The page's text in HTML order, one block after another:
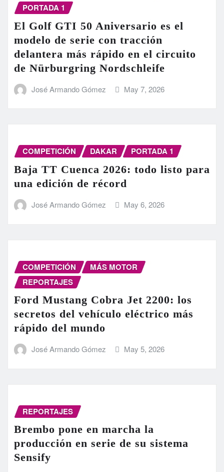
PORTADA 1
El Golf GTI 50 Aniversario es el
modelo de serie con tracción
delantera más rápido en el circuito
de Nürburgring Nordschleife
José Armando Gómez May 7, 2026
COMPETICIÓN DAKAR PORTADA 1
Baja TT Cuenca 2026: todo listo para
una edición de récord
José Armando Gómez May 6, 2026
COMPETICIÓN
MÁS MOTOR
REPORTAJES
Ford Mustang Cobra Jet 2200: los
secretos del vehículo eléctrico más
rápido del mundo
José Armando Gómez May 5, 2026
REPORTAJES
Brembo pone en marcha la
producción en serie de su sistema
Sensify